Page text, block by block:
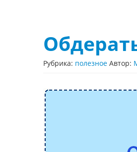
Рубрика: полезное Автор: